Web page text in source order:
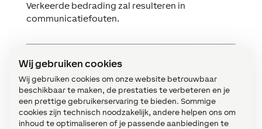
Wij gebruiken cookies
Wij gebruiken cookies om onze website betrouwbaar
beschikbaar te maken, de prestaties te verbeteren en je
een prettige gebruikerservaring te bieden. Sommige
cookies zijn technisch noodzakelijk, andere helpen ons om
inhoud te optimaliseren of je passende aanbiedingen te
Verkeerde bedrading zal resulteren in
communicatiefouten.
Diagnose ingangen ↑
Korte
beschrijving
Beschrijving Eenheid